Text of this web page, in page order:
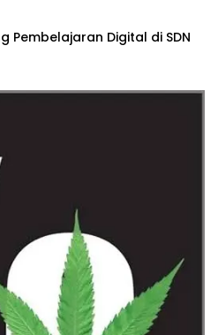
Pembelajaran Digital di SDN